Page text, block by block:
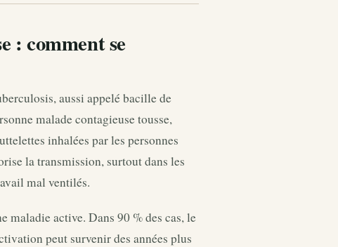
: comment se
aussi appelé bacille de
malade contagieuse tousse,
inhalées par les personnes
la transmission, surtout dans les
mal ventilés.
maladie active. Dans 90 % des cas, le
peut survenir des années plus